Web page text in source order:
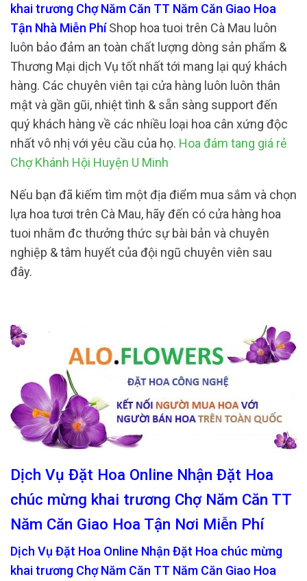
khai trương Chợ Năm Căn TT Năm Căn Giao Hoa
Tận Nhà Miễn PhíShop hoa tuoi trên Cà Mau luôn
luôn bảo đảm an toàn chất lượng dòng sản phẩm &
Thương Mại dịch Vụ tốt nhất tới mang lại quý khách
hàng. Các chuyên viên tại cửa hàng luôn luôn thân
mật và gần gũi, nhiệt tình & sẵn sàng support đến
quý khách hàng về các nhiều loại hoa cân xứng độc
nhất vô nhị với yêu cầu của họ. Hoa đám tang giá rẻ
Chợ Khánh Hội Huyện U Minh
Nếu bạn đã kiếm tìm một địa điểm mua sắm và chọn
lựa hoa tươi trên Cà Mau, hãy đến có cửa hàng hoa
tuoi nhằm đc thưởng thức sự bài bản và chuyên
nghiệp & tâm huyết của đội ngũ chuyên viên sau
đây.
Dịch Vụ Đặt Hoa Online Nhận Đặt Hoa
chúc mừng khai trương Chợ Năm Căn TT
Năm Căn Giao Hoa Tận Nơi Miễn Phí
Dịch Vụ Đặt Hoa Online Nhận Đặt Hoa chúc mừng
khai trương Chợ Năm Căn TT Năm Căn Giao Hoa